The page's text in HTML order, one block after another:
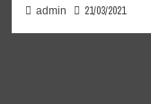
admin 21/03/2021